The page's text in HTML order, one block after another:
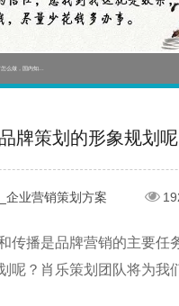
网络营销技巧...
水处理项目网...
么做，国内知...
店网络营销技巧...
么做，国内知...
牌策划的形象规划呢
企业营销策划方案
传播是品牌营销的主要任
呢？肖乐策划团队将为我